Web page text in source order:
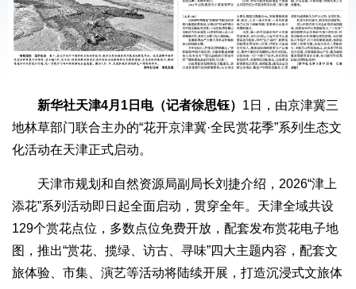
新华社天津4月1日电（记者徐思钰） 1日，由京津冀三
地林草部门联合主办的“花开京津冀·全民赏花季”系列生态文
化活动在天津正式启动。
天津市规划和自然资源局副局长刘捷介绍，2026“津上
添花”系列活动即日起全面启动，贯穿全年。天津全域共设
129个赏花点位，多数点位免费开放，配套发布赏花电子地
图，推出“赏花、揽绿、访古、寻味”四大主题内容，配套文
旅体验、市集、演艺等活动将陆续开展，打造沉浸式文旅体